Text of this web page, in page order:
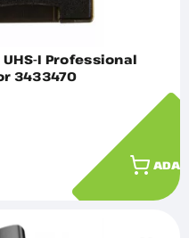
UHS-I Professional
3433470